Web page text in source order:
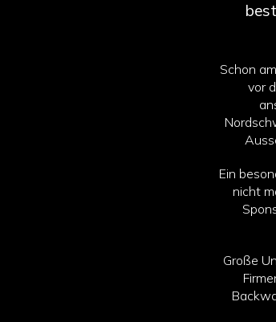
Schon
vor
Ein
nicht
Große